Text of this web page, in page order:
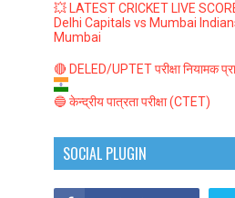
💥 LATEST CRICKET LIVE
Delhi Capitals vs Mumbai
Mumbai
🔴 DELED/UPTET परीक्षा नियामक
🔵 केन्द्रीय पात्रता परीक्षा (CTET)
SOCIAL PLUGIN